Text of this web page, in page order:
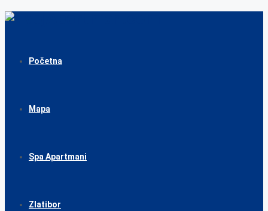
Početna
Mapa
Spa Apartmani
Zlatibor